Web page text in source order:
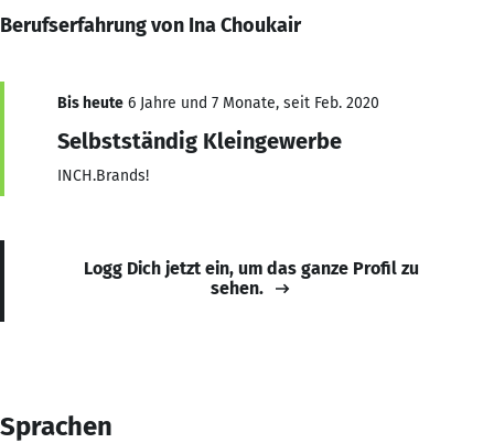
Berufserfahrung von Ina Choukair
Bis heute 6 Jahre und 7 Monate, seit Feb. 2020
Selbstständig Kleingewerbe
INCH.Brands!
Logg Dich jetzt ein, um das ganze Profil zu
sehen.
Sprachen